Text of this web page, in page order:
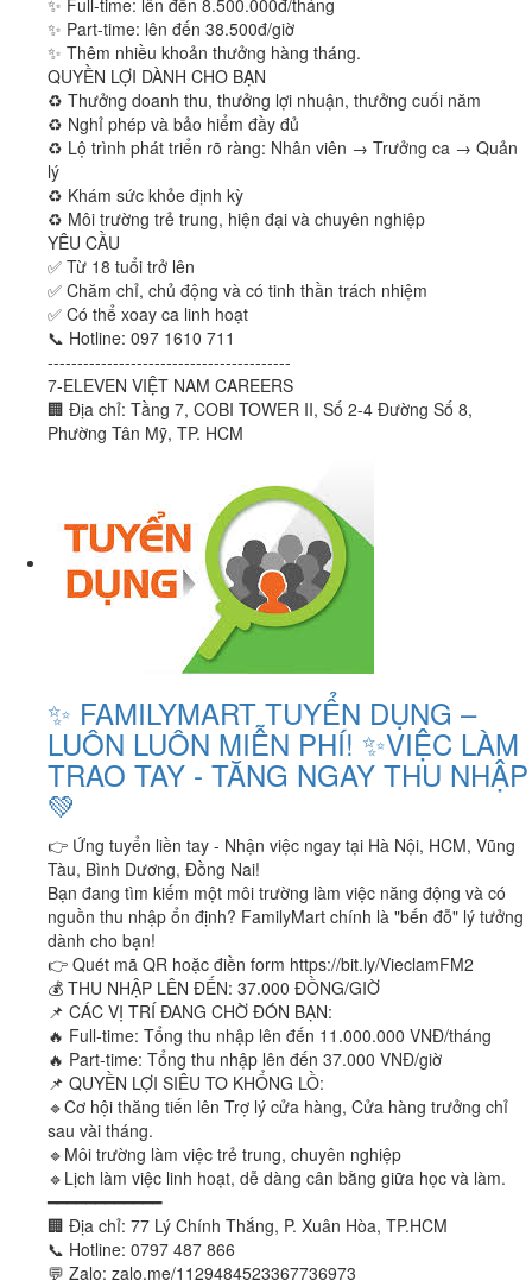
✨ Full-time: lên đến 8.500.000đ/tháng
✨ Part-time: lên đến 38.500đ/giờ
✨ Thêm nhiều khoản thưởng hàng tháng.
QUYỀN LỢI DÀNH CHO BẠN
♻️ Thưởng doanh thu, thưởng lợi nhuận, thưởng cuối năm
♻️ Nghỉ phép và bảo hiểm đầy đủ
♻️ Lộ trình phát triển rõ ràng: Nhân viên → Trưởng ca → Quản
lý
♻️ Khám sức khỏe định kỳ
♻️ Môi trường trẻ trung, hiện đại và chuyên nghiệp
YÊU CẦU
✅ Từ 18 tuổi trở lên
✅ Chăm chỉ, chủ động và có tinh thần trách nhiệm
✅ Có thể xoay ca linh hoạt
📞 Hotline: 097 1610 711
-----------------------------------------
7-ELEVEN VIỆT NAM CAREERS
🏢 Địa chỉ: Tầng 7, COBI TOWER II, Số 2-4 Đường Số 8,
Phường Tân Mỹ, TP. HCM
✨ FAMILYMART TUYỂN DỤNG –
LUÔN LUÔN MIỄN PHÍ! ✨VIỆC LÀM
TRAO TAY - TĂNG NGAY THU NHẬP
💚
👉 Ứng tuyển liền tay - Nhận việc ngay tại Hà Nội, HCM, Vũng
Tàu, Bình Dương, Đồng Nai!
Bạn đang tìm kiếm một môi trường làm việc năng động và có
nguồn thu nhập ổn định? FamilyMart chính là "bến đỗ" lý tưởng
dành cho bạn!
👉 Quét mã QR hoặc điền form https://bit.ly/VieclamFM2
💰 THU NHẬP LÊN ĐẾN: 37.000 ĐỒNG/GIỜ
📌 CÁC VỊ TRÍ ĐANG CHỜ ĐÓN BẠN:
🔥 Full-time: Tổng thu nhập lên đến 11.000.000 VNĐ/tháng
🔥 Part-time: Tổng thu nhập lên đến 37.000 VNĐ/giờ
📌 QUYỀN LỢI SIÊU TO KHỔNG LỒ:
🔹Cơ hội thăng tiến lên Trợ lý cửa hàng, Cửa hàng trưởng chỉ
sau vài tháng.
🔹Môi trường làm việc trẻ trung, chuyên nghiệp
🔹Lịch làm việc linh hoạt, dễ dàng cân bằng giữa học và làm.
━━━━━━━━━━━━
🏢 Địa chỉ: 77 Lý Chính Thắng, P. Xuân Hòa, TP.HCM
📞 Hotline: 0797 487 866
💬 Zalo: zalo.me/1129484523367736973